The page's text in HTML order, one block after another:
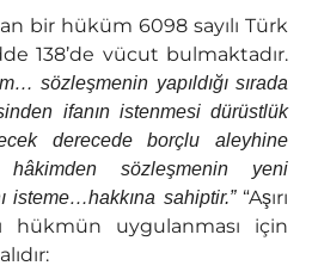
bir hüküm 6098 sayılı Türk
138’de vücut bulmaktadır.
sözleşmenin yapıldığı sırada
ifanın istenmesi dürüstlük
derecede borçlu aleyhine
sözleşmenin yeni
isteme…hakkına sahiptir.”“Aşırı
hükmün uygulanması için